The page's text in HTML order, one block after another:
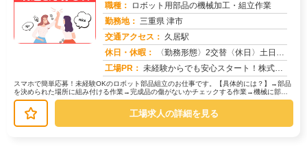
職種：
ロボット用部品の機械加工・組立作業
勤務地： 三重県 津市
交通アクセス： 久居駅
休日・休暇：
〈勤務形態〉2交替〈休日〉土日休み※職場カレンダーによる
工場PR： 未経験からでも安心スタート！株式会社京栄センターで新しい一歩を踏み出しませんか？→経験・学歴・スキルは一切不問です...
スマホで簡単応募！未経験OKのロボット部品組立のお仕事です。【具体的には？】→部品
を決められた場所に組み付ける作業→完成品の傷がないかチェックする作業→機械に部品
をセットしてボタンを押すだけの作...
工場求人の詳細を見る